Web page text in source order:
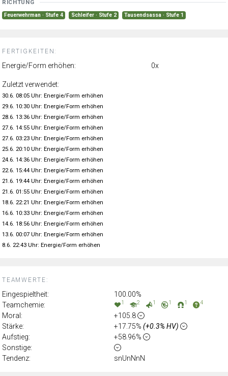
TEAMWERTE:
Eingespieltheit:
100.00%
Teamchemie:
1 2 1 1 1 4
Moral:
+105.8
Stärke:
+17.75% (+0.3% HV)
Aufstieg:
+58.96%
Sonstige:
Tendenz:
snUnNnN
RICHTUNG
Feuerwehrman · Stufe 4 Schleifer · Stufe 2 Tausendsassa · Stufe 1
FERTIGKEITEN:
Energie/Form erhöhen: 0x
Zuletzt verwendet:
30.6. 08:05 Uhr: Energie/Form erhöhen
29.6. 10:30 Uhr: Energie/Form erhöhen
28.6. 13:36 Uhr: Energie/Form erhöhen
27.6. 14:55 Uhr: Energie/Form erhöhen
27.6. 03:23 Uhr: Energie/Form erhöhen
25.6. 20:10 Uhr: Energie/Form erhöhen
24.6. 14:36 Uhr: Energie/Form erhöhen
22.6. 15:44 Uhr: Energie/Form erhöhen
21.6. 19:44 Uhr: Energie/Form erhöhen
21.6. 01:55 Uhr: Energie/Form erhöhen
18.6. 22:21 Uhr: Energie/Form erhöhen
16.6. 10:33 Uhr: Energie/Form erhöhen
14.6. 18:56 Uhr: Energie/Form erhöhen
13.6. 00:07 Uhr: Energie/Form erhöhen
8.6. 22:43 Uhr: Energie/Form erhöhen